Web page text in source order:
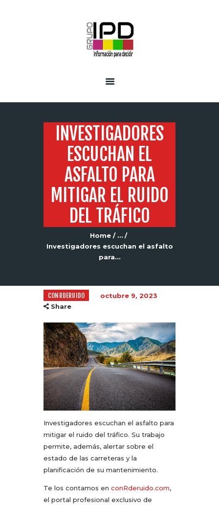
INVESTIGADORES
ESCUCHAN EL
ASFALTO PARA
MITIGAR EL RUIDO
DEL TRÁFICO
Home
...
Investigadores escuchan el asfalto
para...
CONRDERUIDO
octubre 9, 2023
Share
Investigadores escuchan el asfalto para
mitigar el ruido del tráfico. Su trabajo
permite, además, alertar sobre el
estado de las carreteras y la
planificación de su mantenimiento.
Te los contamos en conRderuido.com,
el portal profesional exclusivo de